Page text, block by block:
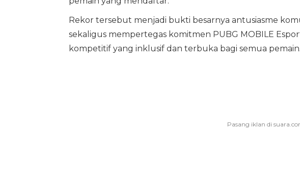
Rekor tersebut menjadi bukti besarnya antusiasme
sekaligus mempertegas komitmen PUBG MOBILE
kompetitif yang inklusif dan terbuka bagi semua pemain.